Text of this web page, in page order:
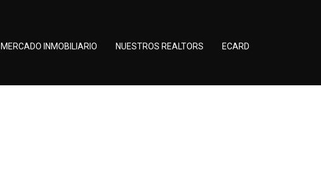
MERCADO INMOBILIARIO NUESTROS REALTORS ECARD